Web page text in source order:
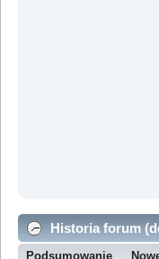
Historia forum
Podsumowanie